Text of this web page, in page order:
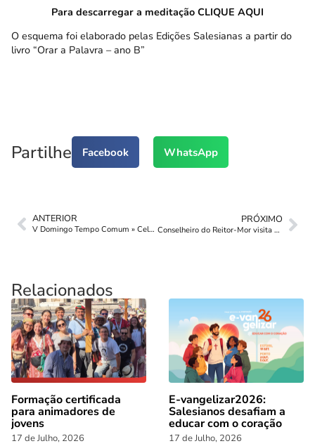
Para descarregar a meditação CLIQUE AQUI
O esquema foi elaborado pelas Edições Salesianas a partir do
livro “Orar a Palavra – ano B”
Partilhe Facebook WhatsApp
ANTERIOR
V Domingo Tempo Comum » Celebração Familiar
PRÓXIMO
Conselheiro do Reitor-Mor visita Edições Salesianas
Relacionados
Formação certificada
para animadores de
jovens
17 de Julho, 2026
E-vangelizar2026:
Salesianos desafiam a
educar com o coração
17 de Julho, 2026